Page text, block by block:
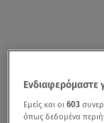
Ενδιαφερόμαστε
Εμείς και οι603
όπως δεδομένα